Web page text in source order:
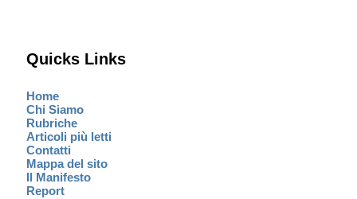
Quicks Links
Home
Chi Siamo
Rubriche
Articoli più letti
Contatti
Mappa del sito
Il Manifesto
Report